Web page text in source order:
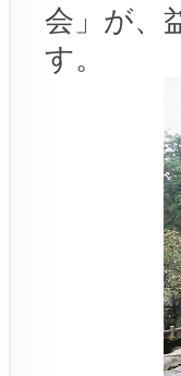
会」が、
す。